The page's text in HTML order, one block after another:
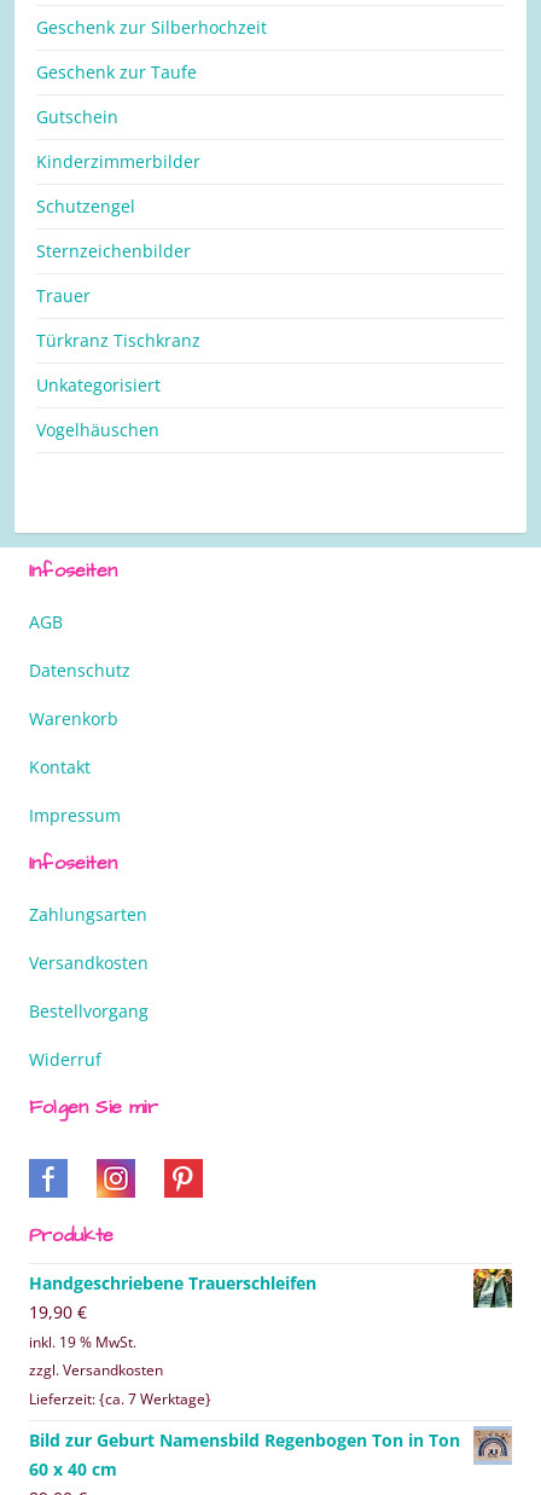
Geschenk zur Silberhochzeit
Geschenk zur Taufe
Gutschein
Kinderzimmerbilder
Schutzengel
Sternzeichenbilder
Trauer
Türkranz Tischkranz
Unkategorisiert
Vogelhäuschen
Infoseiten
AGB
Datenschutz
Warenkorb
Kontakt
Impressum
Infoseiten
Zahlungsarten
Versandkosten
Bestellvorgang
Widerruf
Folgen Sie mir
Produkte
Handgeschriebene Trauerschleifen
19,90 €
inkl. 19 % MwSt.
zzgl. Versandkosten
Lieferzeit: {ca. 7 Werktage}
Bild zur Geburt Namensbild Regenbogen Ton in Ton
60 x 40 cm